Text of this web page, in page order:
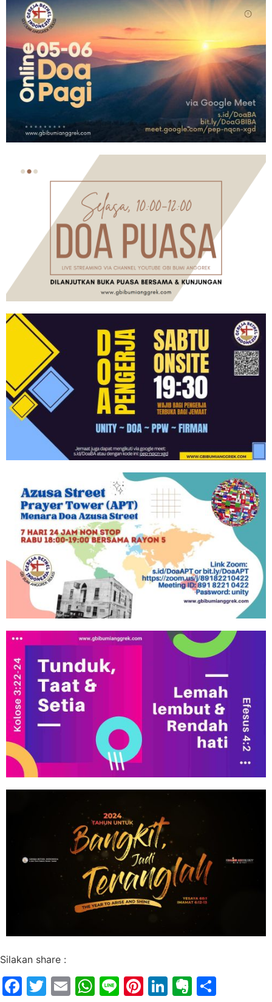
Silakan share :
Facebook
Twitter
EmailWhatsApp
LinePinterest
LinkedIn